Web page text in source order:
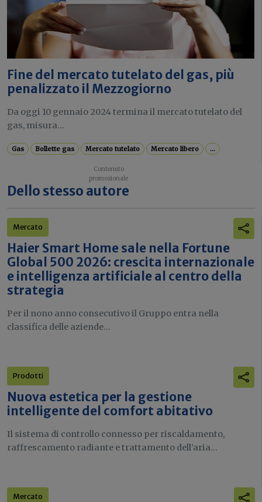
Fine del mercato tutelato del gas, più
penalizzato il Mezzogiorno
Da oggi 10 gennaio 2024 termina il mercato tutelato del
gas, misura...
Gas Bollette gas Mercato tutelato Mercato libero ...
Dello stesso autore
Mercato
Haier Smart Home sale nella Fortune
Global 500 2026: crescita internazionale
e intelligenza artificiale al centro della
strategia
Per il nono anno consecutivo il Gruppo entra nella
classifica delle aziende...
Prodotti
Nuova estetica per la gestione
intelligente del comfort abitativo
Il sistema di controllo connesso per riscaldamento,
raffrescamento radiante e trattamento dell’aria...
Mercato